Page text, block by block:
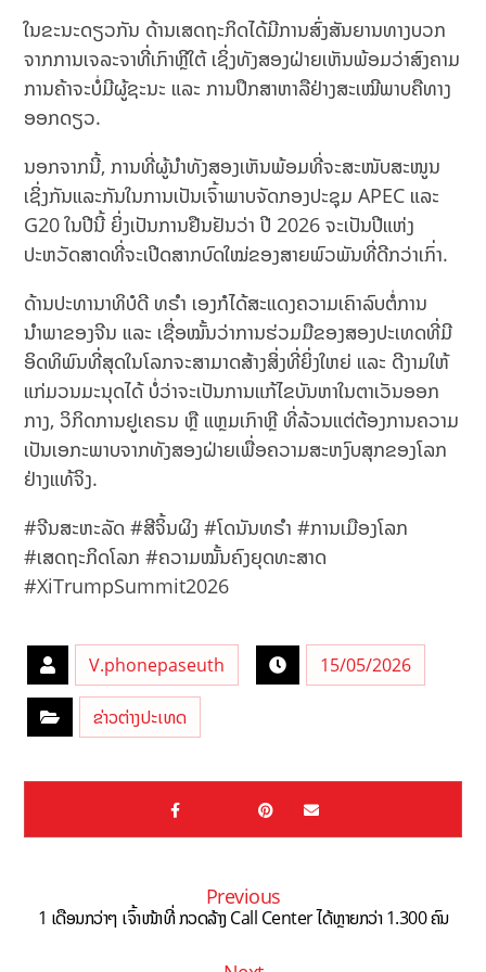
ໃນຂະນະດຽວກັນ ດ້ານເສດຖະກິດໄດ້ມີການສົ່ງສັນຍານທາງບວກ
ຈາກການເຈລະຈາທີ່ເກົາຫຼີໃຕ້ ເຊິ່ງທັງສອງຝ່າຍເຫັນພ້ອມວ່າສົງຄາມ
ການຄ້າຈະບໍ່ມີຜູ້ຊະນະ ແລະ ການປຶກສາຫາລືຢ່າງສະເໝີພາບຄືທາງ
ອອກດຽວ.
ນອກຈາກນີ້, ການທີ່ຜູ້ນຳທັງສອງເຫັນພ້ອມທີ່ຈະສະໜັບສະໜູນ
ເຊິ່ງກັນແລະກັນໃນການເປັນເຈົ້າພາບຈັດກອງປະຊຸມ APEC ແລະ
G20 ໃນປີນີ້ ຍິ່ງເປັນການຢືນຢັນວ່າ ປີ 2026 ຈະເປັນປີແຫ່ງ
ປະຫວັດສາດທີ່ຈະເປີດສາກບົດໃໝ່ຂອງສາຍພົວພັນທີ່ດີກວ່າເກົ່າ.
ດ້ານປະທານາທິບໍດີ ທຣຳ ເອງກໍໄດ້ສະແດງຄວາມເຄົາລົບຕໍ່ການ
ນຳພາຂອງຈີນ ແລະ ເຊື່ອໝັ້ນວ່າການຮ່ວມມືຂອງສອງປະເທດທີ່ມີ
ອິດທິພົນທີ່ສຸດໃນໂລກຈະສາມາດສ້າງສິ່ງທີ່ຍິ່ງໃຫຍ່ ແລະ ດີງາມໃຫ້
ແກ່ມວນມະນຸດໄດ້ ບໍ່ວ່າຈະເປັນການແກ້ໄຂບັນຫາໃນຕາເວັນອອກ
ກາງ, ວິກິດການຢູເຄຣນ ຫຼື ແຫຼມເກົາຫຼີ ທີ່ລ້ວນແຕ່ຕ້ອງການຄວາມ
ເປັນເອກະພາບຈາກທັງສອງຝ່າຍເພື່ອຄວາມສະຫງົບສຸກຂອງໂລກ
ຢ່າງແທ້ຈິງ.
#ຈີນສະຫະລັດ #ສີຈິ້ນຜິງ #ໂດນັນທຣຳ #ການເມືອງໂລກ
#ເສດຖະກິດໂລກ #ຄວາມໝັ້ນຄົງຍຸດທະສາດ
#XiTrumpSummit2026
V.phonepaseuth 15/05/2026
ຂ່າວຕ່າງປະເທດ
Previous
1 ເດືອນກວ່າໆ ເຈົ້າໜ້າທີ່ ກວດລ້າງ Call Center ໄດ້ຫຼາຍກວ່າ 1.300 ຄົນ